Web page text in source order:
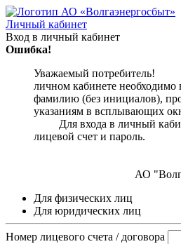
Личный кабинет
Вход в личный кабинет
Ошибка!
Уважаемый потребитель!
личном кабинете необходимо
фамилию (без инициалов),
указаниям в
Для входа в личный
лицевой
АО
Для физических лиц
Для юридических лиц
Номер лицевого счета / договора